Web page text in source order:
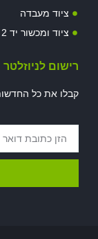
ציוד מעבדה
ציוד ומכשור יד 2
רישום לניוזלטר
קבלו את כל